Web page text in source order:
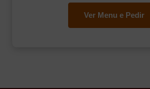
Ver Menu e Pedir